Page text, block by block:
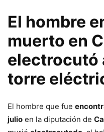
El hombre
muerto en
electrocutó
torre
El hombre que fue
julio en la diputación de